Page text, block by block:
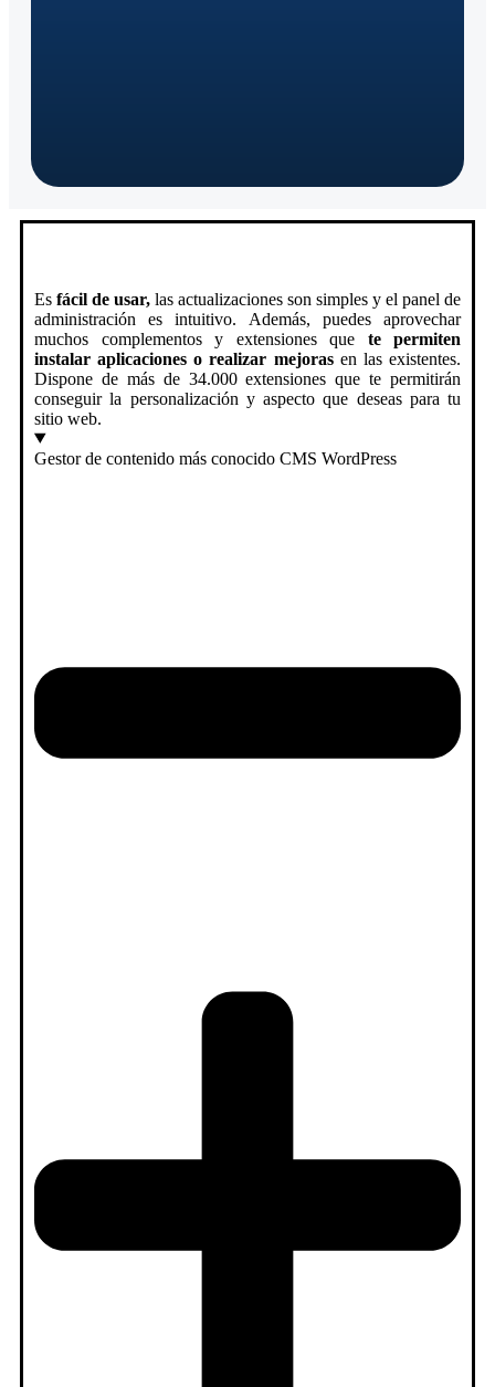
Es fácil de usar, las actualizaciones son simples y el panel de
administración es intuitivo. Además, puedes aprovechar
muchos complementos y extensiones que te permiten
instalar aplicaciones o realizar mejorasen las existentes.
Dispone de más de 34.000 extensiones que te permitirán
conseguir la personalización y aspecto que deseas para tu
sitio web.
Gestor de contenido más conocido CMS WordPress